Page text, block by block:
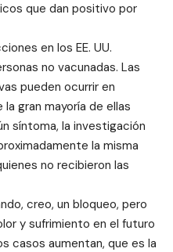
que dan positivo por
en los EE. UU.
no vacunadas. Las
pueden ocurrir en
gran mayoría de ellas
síntoma, la investigación
la misma
no recibieron las
creo, un bloqueo, pero
y sufrimiento en el futuro
casos aumentan, que es la